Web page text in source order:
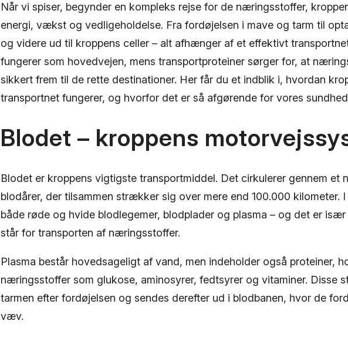
Når vi spiser, begynder en kompleks rejse for de næringsstoffer,
energi, vækst og vedligeholdelse. Fra fordøjelsen i mave og tarm til
og videre ud til kroppens celler – alt afhænger af et effektivt
fungerer som hovedvejen, mens transportproteiner sørger for, at
sikkert frem til de rette destinationer. Her får du et indblik i, hvordan
transportnet fungerer, og hvorfor det er så afgørende for vores
Blodet – kroppens
Blodet er kroppens vigtigste transportmiddel. Det cirkulerer gennem et
blodårer, der tilsammen strækker sig over mere end 100.000 kilometer.
både røde og hvide blodlegemer, blodplader og plasma – og det er
står for transporten af næringsstoffer.
Plasma består hovedsageligt af vand, men indeholder også proteiner,
næringsstoffer som glukose, aminosyrer, fedtsyrer og vitaminer. Disse
tarmen efter fordøjelsen og sendes derefter ud i blodbanen, hvor de
væv.